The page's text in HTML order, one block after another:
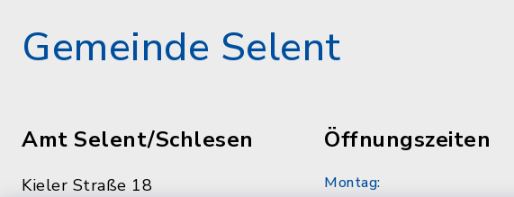
Gemeinde Selent
Amt Selent/Schlesen
Kieler Straße 18
Öffnungszeiten
Montag: